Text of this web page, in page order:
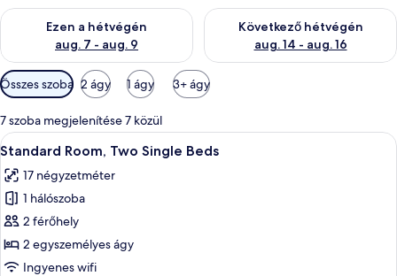
Ezen a hétvégén
aug. 7 - aug. 9
A mostani hétvégi rendelkezésre állás ellenőrzése: aug. 7 -
Következő hétvégén
aug. 14 - aug. 16
A következő hétvégi
Szobákhoz
rendelkezésre
álló
szűrők
Összes szoba 2 ágy 1 ágy 3+ ágy
7 szoba megjelenítése 7 közül
A
következő
szoba
összes
képének
megtekintése:
Standard
Egy szállodai szoba két ággyal,
11
Standard Room, Two Single Beds
17 négyzetméter
1 hálószoba
2 férőhely
2 egyszemélyes ágy
Ingyenes wifi